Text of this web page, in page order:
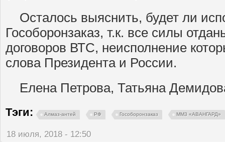
Осталось выяснить, будет ли
Гособоронзаказ, т.к. все силы
договоров ВТС, неисполнение
слова Президента и России.
Елена Петрова, Татьяна
Тэги: Алмаз-антей РФ Гособоронзаказ ММ3 «АВАНГАРД»
18 июля, 2018 - 12:50